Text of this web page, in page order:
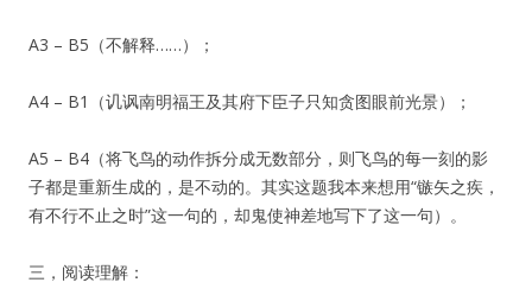
A3 – B5（不解释……）；
A4 – B1（讥讽南明福王及其府下臣子只知贪图眼前光景）；
A5 – B4（将飞鸟的动作拆分成无数部分，则飞鸟的每一刻的影
子都是重新生成的，是不动的。其实这题我本来想用“镞矢之疾，
有不行不止之时”这一句的，却鬼使神差地写下了这一句）。
三，阅读理解：